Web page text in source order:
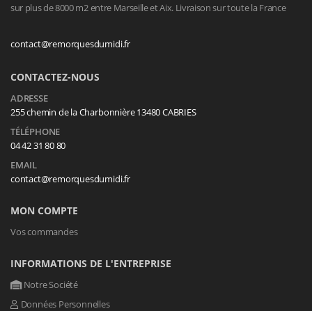
sur plus de 8000 m2 entre Marseille et Aix. Livraison sur toute la France
contact@remorquesdumidi.fr
CONTACTEZ-NOUS
ADRESSE
255 chemin de la Charbonnière 13480 CABRIES
TÉLÉPHONE
04 42 31 80 80
EMAIL
contact@remorquesdumidi.fr
MON COMPTE
Vos commandes
INFORMATIONS DE L'ENTREPRISE
Notre Société
Données Personnelles